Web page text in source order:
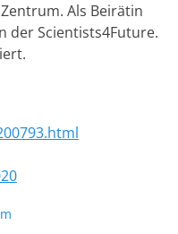
Als Beirätin
der Scientists4Future.